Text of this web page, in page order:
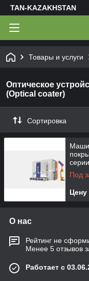
TAN-KAZAKHSTAN
Товары и услуги
Оптическое
(Optical coater)
Сортировка
Под
Цену
О нас
Рейтинг не
Менее 5 отзывов
Работает с